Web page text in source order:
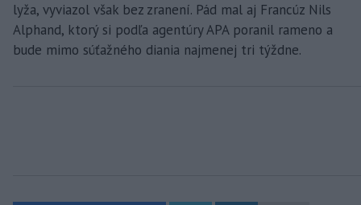
lyža, vyviazol však bez zranení. Pád mal aj Francúz Nils
Alphand, ktorý si podľa agentúry APA poranil rameno a
bude mimo súťažného diania najmenej tri týždne.